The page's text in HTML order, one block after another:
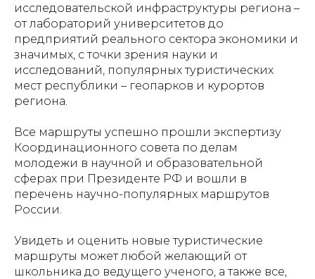
исследовательской инфраструктуры региона –
от лабораторий университетов до
предприятий реального сектора экономики и
значимых, с точки зрения науки и
исследований, популярных туристических
мест республики – геопарков и курортов
региона.
Все маршруты успешно прошли экспертизу
Координационного совета по делам
молодежи в научной и образовательной
сферах при Президенте РФ и вошли в
перечень научно-популярных маршрутов
России.
Увидеть и оценить новые туристические
маршруты может любой желающий от
школьника до ведущего ученого, а также все,